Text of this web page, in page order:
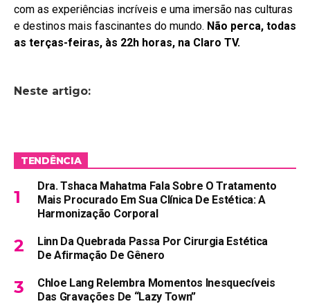
com as experiências incríveis e uma imersão nas culturas
e destinos mais fascinantes do mundo. Não perca, todas
as terças-feiras, às 22h horas, na Claro TV.
Neste artigo:
TENDÊNCIA
Dra. Tshaca Mahatma Fala Sobre O Tratamento
Mais Procurado Em Sua Clínica De Estética: A
Harmonização Corporal
Linn Da Quebrada Passa Por Cirurgia Estética
De Afirmação De Gênero
Chloe Lang Relembra Momentos Inesquecíveis
Das Gravações De “Lazy Town”